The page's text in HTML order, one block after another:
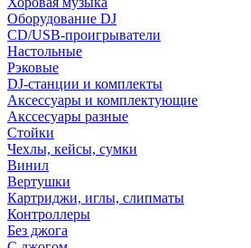
Оборудование DJ
CD/USB-проигрыватели
Настольные
Рэковые
DJ-станции и комплекты
Аксессуары и комплектующие
Акссесуары разные
Стойки
Чехлы, кейсы, сумки
Винил
Вертушки
Картриджи, иглы, слипматы
Контроллеры
Без джога